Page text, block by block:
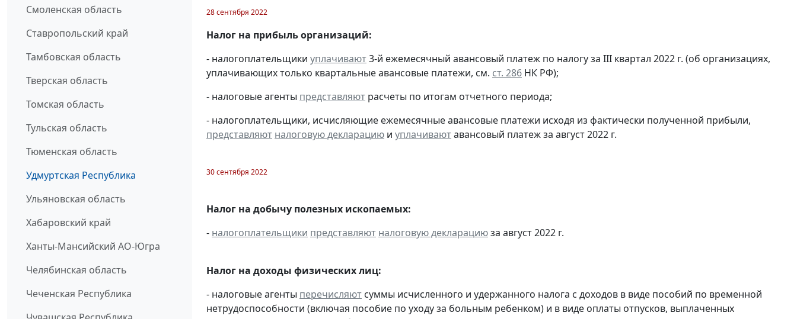
Смоленская область
Ставропольский край
Тамбовская область
Тверская область
Томская область
Тульская область
Тюменская область
Удмуртская Республика
Ульяновская область
Хабаровский край
Ханты-Мансийский АО-Югра
Челябинская область
Чеченская Республика
28 сентября 2022
Налог на прибыль организаций:
- налогоплательщики уплачивают3-й ежемесячный авансовый платеж по налогу за III квартал 2022 г. (об организациях,
уплачивающих только квартальные авансовые платежи, см. ст. 286 НК РФ);
- налоговые агенты представляют расчеты по итогам отчетного периода;
- налогоплательщики, исчисляющие ежемесячные авансовые платежи исходя из фактически полученной прибыли,
представляют налоговую декларацию и уплачиваютавансовый платеж за август 2022 г.
30 сентября 2022
Налог на добычу полезных ископаемых:
- налогоплательщики представляют налоговую декларациюза август 2022 г.
Налог на доходы физических лиц:
- налоговые агенты перечисляют суммы исчисленного и удержанного налога с доходов в виде пособий по временной
нетрудоспособности (включая пособие по уходу за больным ребенком) и в виде оплаты отпусков, выплаченных